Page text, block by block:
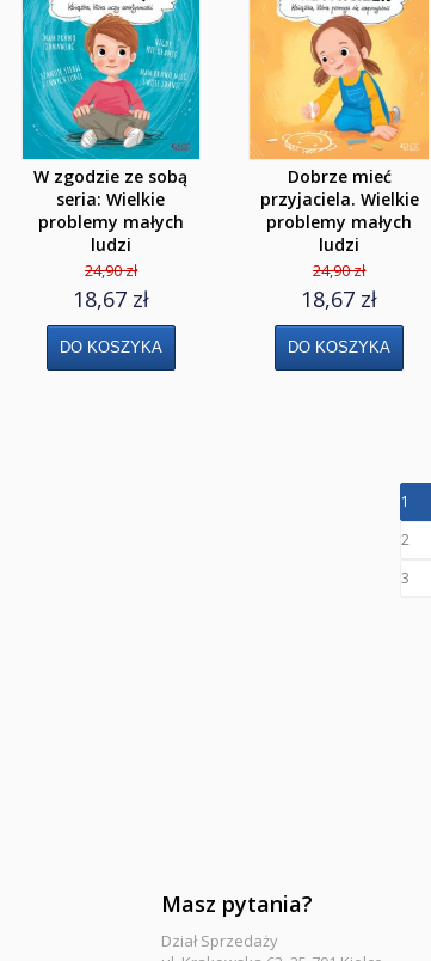
W zgodzie ze sobą
seria: Wielkie
problemy małych
ludzi
24,90 zł
18,67 zł
Dobrze mieć
przyjaciela. Wielkie
problemy małych
ludzi
24,90 zł
18,67 zł
1
2
3
Masz pytania?
Dział Sprzedaży